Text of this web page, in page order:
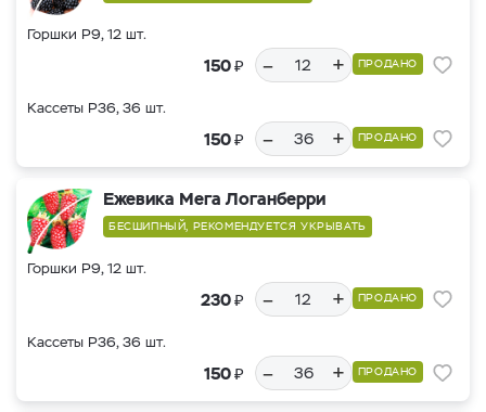
Горшки Р9, 12 шт.
150₽ – + ПРОДАНО
Кассеты Р36, 36 шт.
150₽ – + ПРОДАНО
Ежевика Мега Логанберри
БЕСШИПНЫЙ, РЕКОМЕНДУЕТСЯ УКРЫВАТЬ
Горшки Р9, 12 шт.
230₽ – + ПРОДАНО
Кассеты Р36, 36 шт.
150₽ – + ПРОДАНО